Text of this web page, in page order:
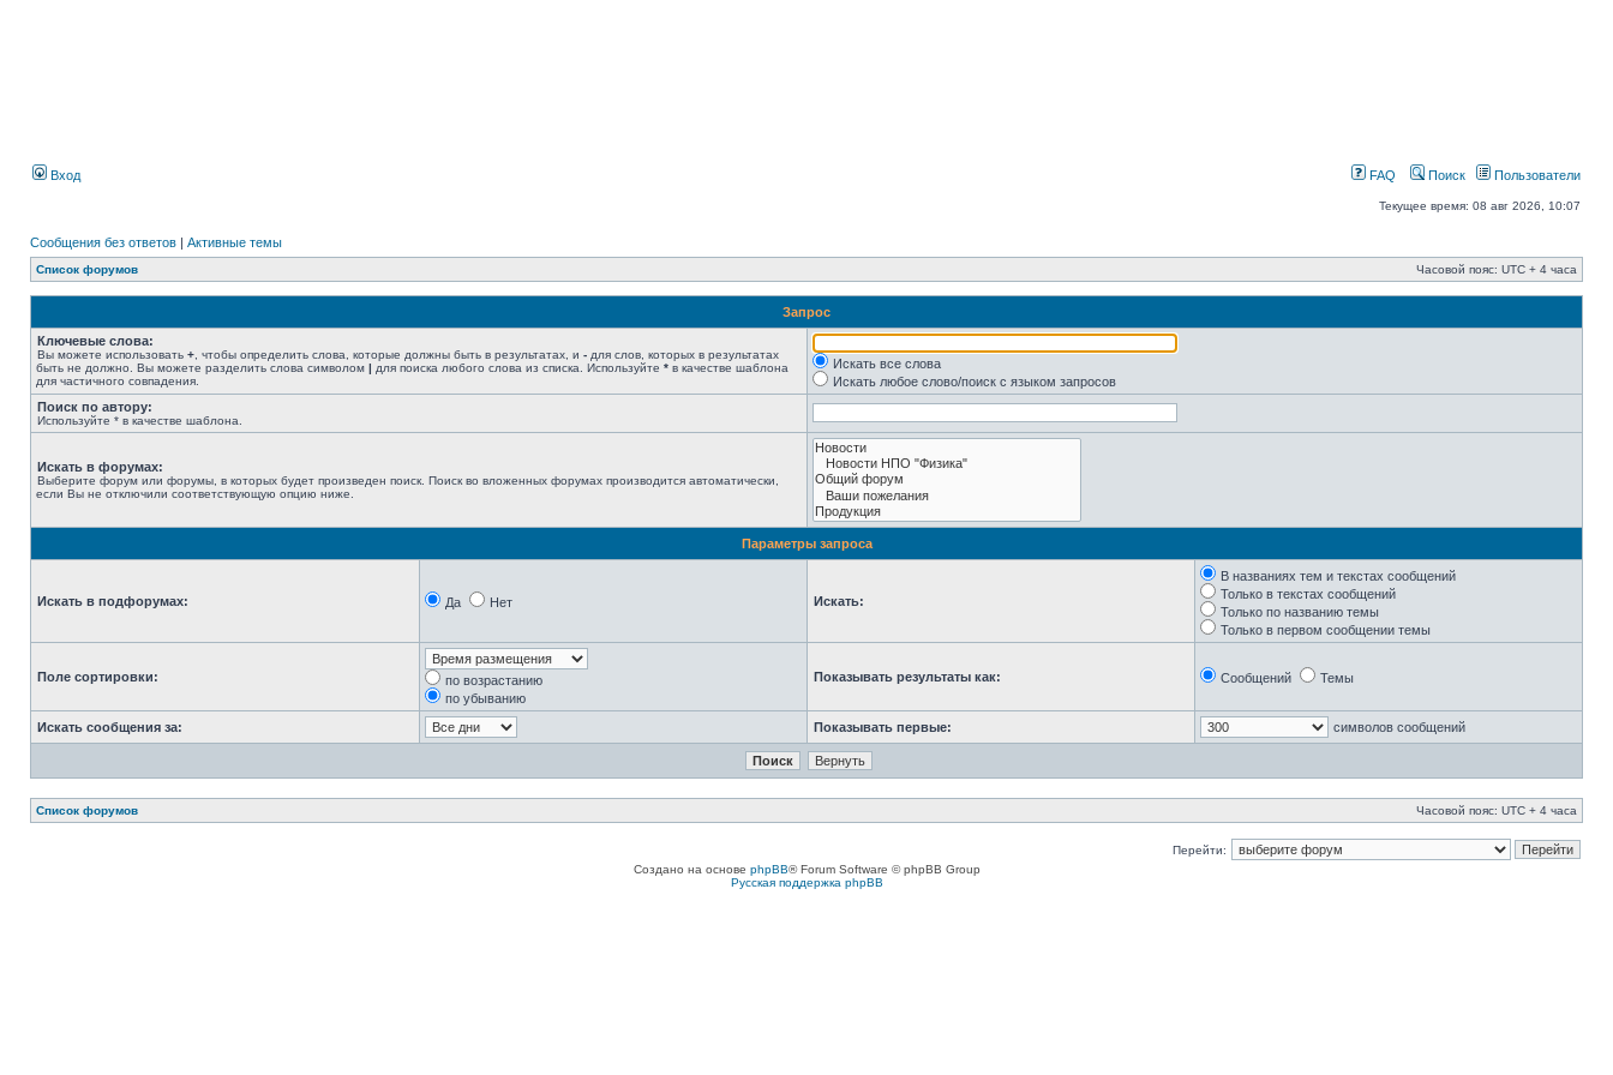
Вход FAQ Поиск Пользователи
Текущее время: 08 авг 2026, 10:07
Сообщения без ответов | Активные темы
Список форумов Часовой пояс: UTC + 4 часа
Запрос
Ключевые слова:
Вы можете использовать + , чтобы определить слова, которые должны быть в результатах, и - для слов, которых в результатах
быть не должно. Вы можете разделить слова символом | для поиска любого слова из списка. Используйте * в качестве шаблона
для частичного совпадения.
Искать все слова
Искать любое слово/поиск с языком запросов
Поиск по автору:
Используйте * в качестве шаблона.
Искать в форумах:
Выберите форум или форумы, в которых будет произведен поиск. Поиск во вложенных форумах производится автоматически,
если Вы не отключили соответствующую опцию ниже.
Параметры запроса
Искать в подфорумах: Да Нет Искать:
В названиях тем и текстах сообщений
Только в текстах сообщений
Только по названию темы
Только в первом сообщении темы
Поле сортировки:
по возрастанию
по убыванию
Показывать результаты как: Сообщений Темы
Искать сообщения за: Показывать первые: символов сообщений
Список форумов Часовой пояс: UTC + 4 часа
Перейти:
Создано на основе phpBB® Forum Software © phpBB Group
Русская поддержка phpBB